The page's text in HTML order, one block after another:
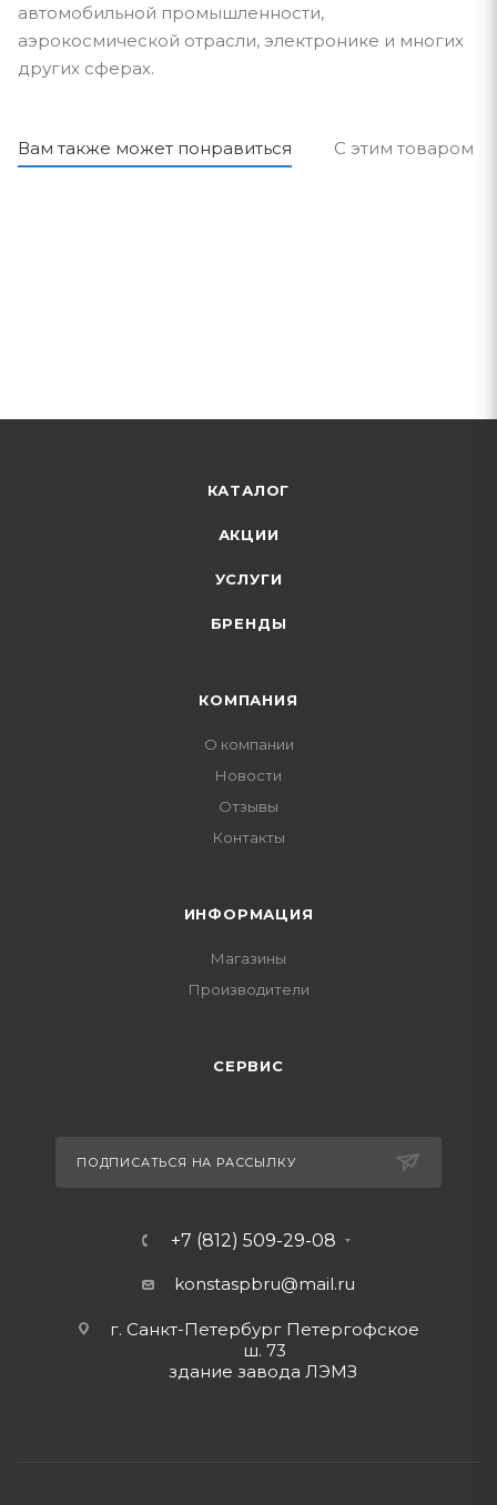
автомобильной промышленности,
аэрокосмической отрасли, электронике и многих
других сферах.
Вам также может понравиться С этим товаром
КАТАЛОГ
АКЦИИ
УСЛУГИ
БРЕНДЫ
КОМПАНИЯ
О компании
Новости
Отзывы
Контакты
ИНФОРМАЦИЯ
Магазины
Производители
СЕРВИС
ПОДПИСАТЬСЯ НА РАССЫЛКУ
+7 (812) 509-29-08
konstaspbru@mail.ru
г. Санкт-Петербург Петергофское
ш. 73
здание завода ЛЭМЗ